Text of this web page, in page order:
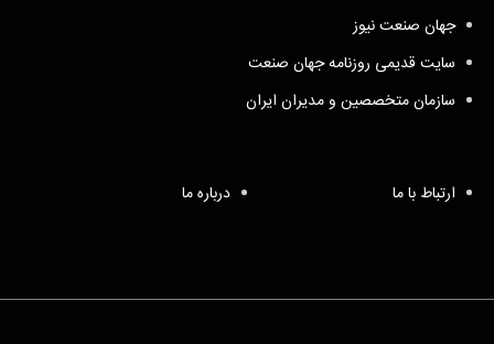
جهان صنعت نیوز
سایت قدیمی روزنامه جهان صنعت
سازمان متخصصین و مدیران ایران
ارتباط با ما درباره ما